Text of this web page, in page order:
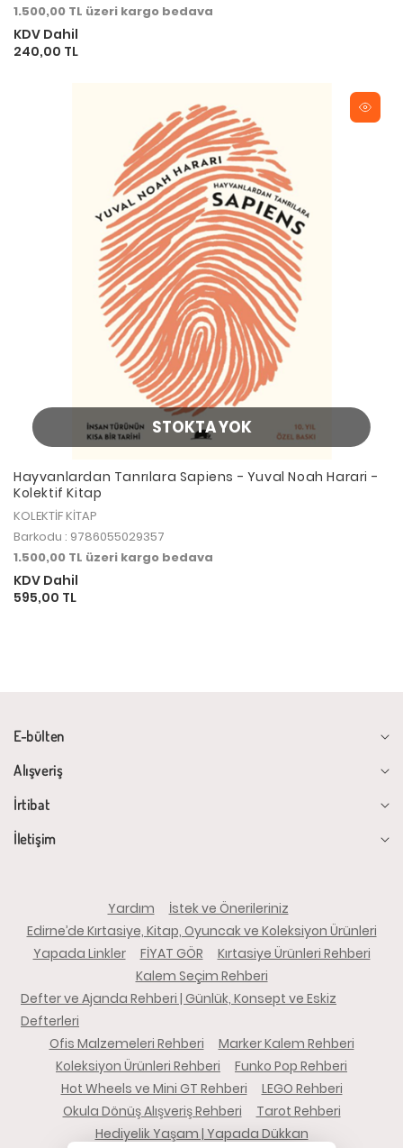
1.500,00 TL üzeri kargo bedava
KDV Dahil
240,00 TL
STOKTA YOK
Hayvanlardan Tanrılara Sapiens - Yuval Noah Harari -
Kolektif Kitap
KOLEKTİF KİTAP
Barkodu : 9786055029357
1.500,00 TL üzeri kargo bedava
KDV Dahil
595,00 TL
E-bülten
Alışveriş
İrtibat
İletişim
Yardım
İstek ve Önerileriniz
Edirne’de Kırtasiye, Kitap, Oyuncak ve Koleksiyon Ürünleri
Yapada Linkler
FİYAT GÖR
Kırtasiye Ürünleri Rehberi
Kalem Seçim Rehberi
Defter ve Ajanda Rehberi | Günlük, Konsept ve Eskiz
Defterleri
Ofis Malzemeleri Rehberi
Marker Kalem Rehberi
Koleksiyon Ürünleri Rehberi
Funko Pop Rehberi
Hot Wheels ve Mini GT Rehberi
LEGO Rehberi
Okula Dönüş Alışveriş Rehberi
Tarot Rehberi
Hediyelik Yaşam | Yapada Dükkan